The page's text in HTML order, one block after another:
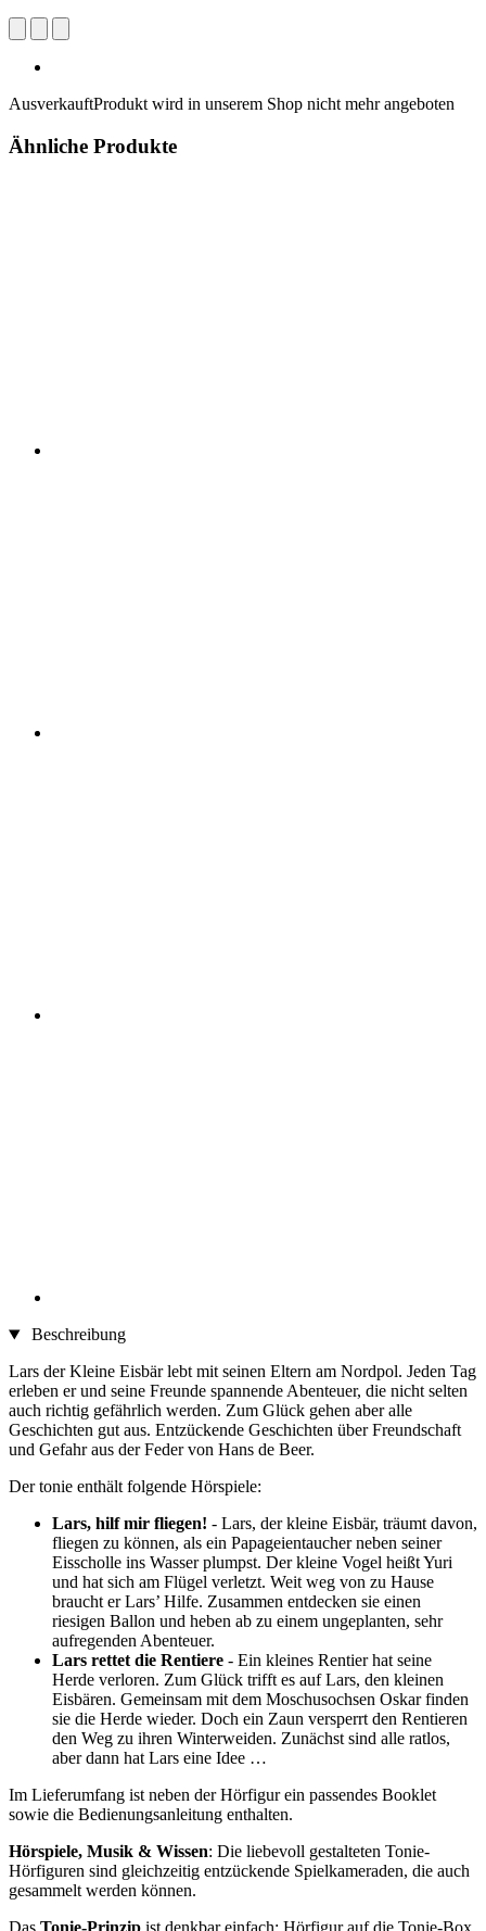
AusverkauftProdukt wird in unserem Shop nicht mehr angeboten
Ähnliche Produkte
Beschreibung
Lars der Kleine Eisbär lebt mit seinen Eltern am Nordpol. Jeden Tag
erleben er und seine Freunde spannende Abenteuer, die nicht selten
auch richtig gefährlich werden. Zum Glück gehen aber alle
Geschichten gut aus. Entzückende Geschichten über Freundschaft
und Gefahr aus der Feder von Hans de Beer.
Der tonie enthält folgende Hörspiele:
Lars, hilf mir fliegen! - Lars, der kleine Eisbär, träumt davon,
fliegen zu können, als ein Papageientaucher neben seiner
Eisscholle ins Wasser plumpst. Der kleine Vogel heißt Yuri
und hat sich am Flügel verletzt. Weit weg von zu Hause
braucht er Lars’ Hilfe. Zusammen entdecken sie einen
riesigen Ballon und heben ab zu einem ungeplanten, sehr
aufregenden Abenteuer.
Lars rettet die Rentiere - Ein kleines Rentier hat seine
Herde verloren. Zum Glück trifft es auf Lars, den kleinen
Eisbären. Gemeinsam mit dem Moschusochsen Oskar finden
sie die Herde wieder. Doch ein Zaun versperrt den Rentieren
den Weg zu ihren Winterweiden. Zunächst sind alle ratlos,
aber dann hat Lars eine Idee …
Im Lieferumfang ist neben der Hörfigur ein passendes Booklet
sowie die Bedienungsanleitung enthalten.
Hörspiele, Musik & Wissen: Die liebevoll gestalteten Tonie-
Hörfiguren sind gleichzeitig entzückende Spielkameraden, die auch
gesammelt werden können.